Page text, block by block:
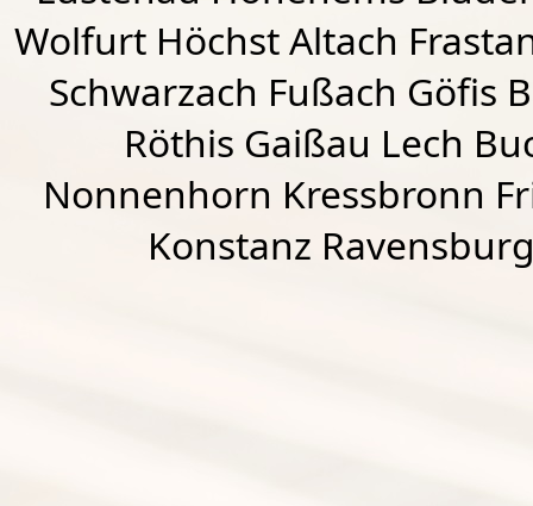
Wolfurt HöchstAltach
Schwarzach Fußach Göfis
Röthis Gaißau Lech
Nonnenhorn Kressbronn
Konstanz